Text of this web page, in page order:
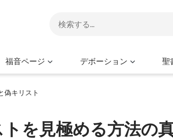
福音ページ デボーション 聖
偽キリスト
を見極める方法の